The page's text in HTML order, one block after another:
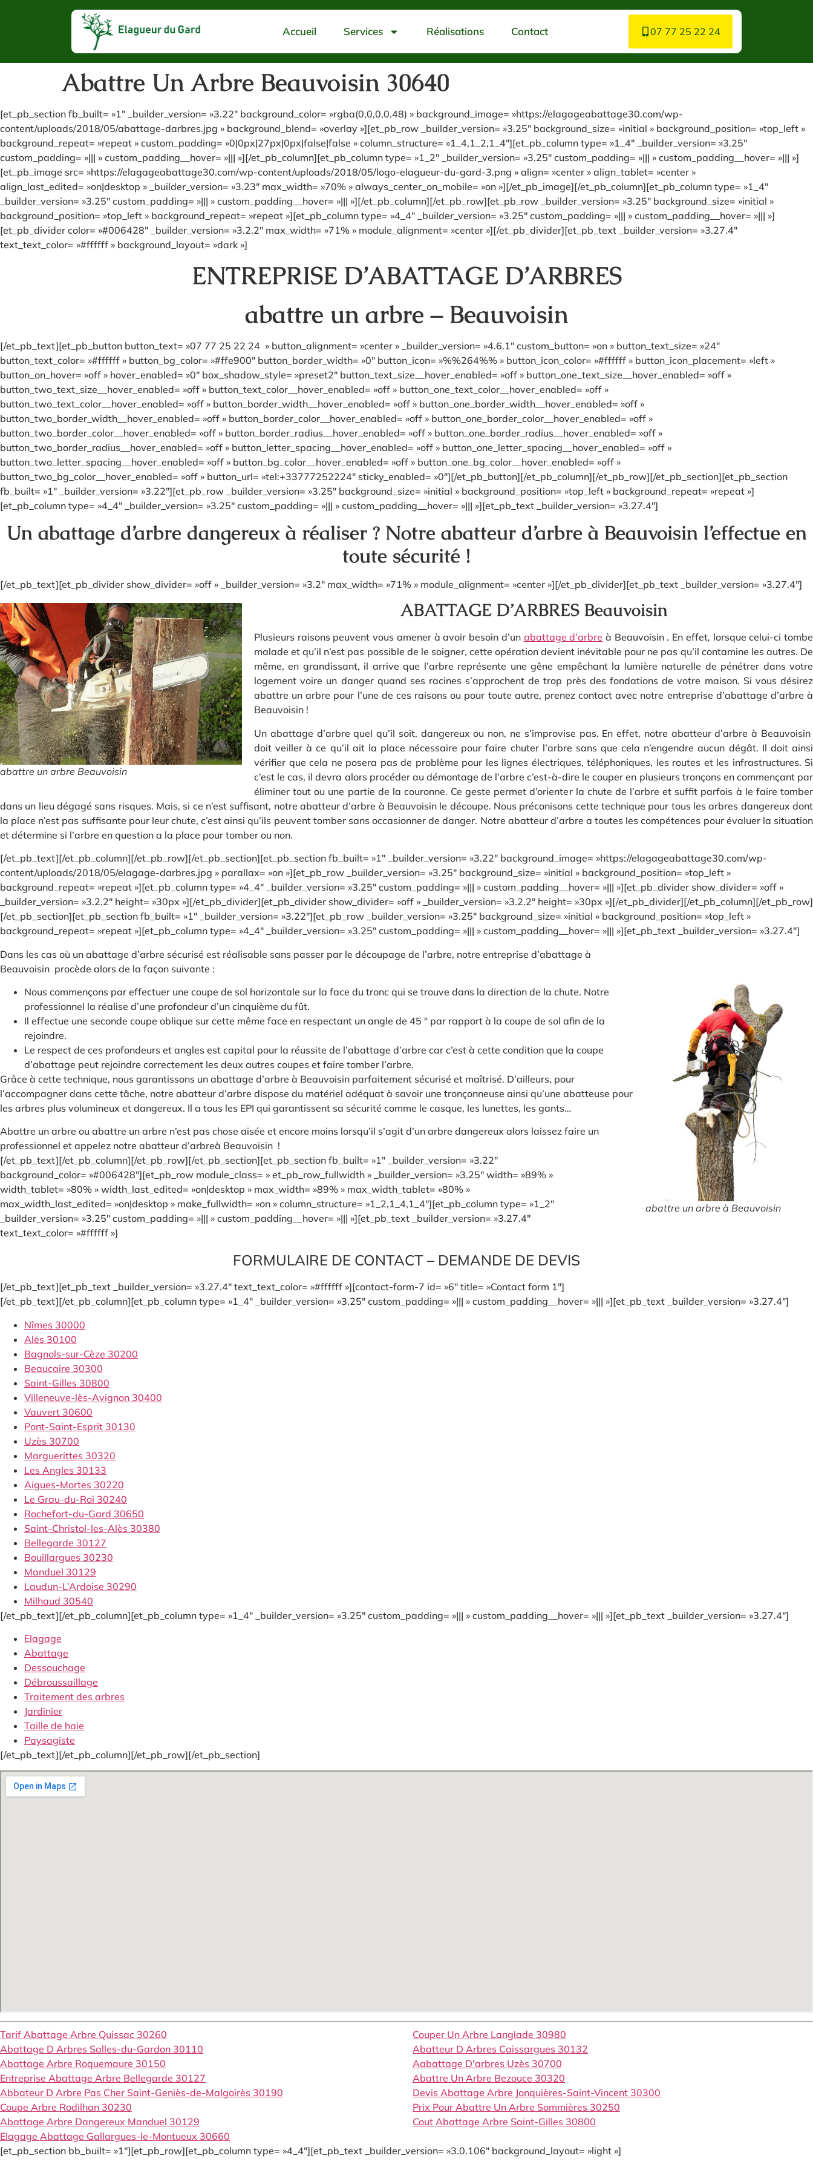
Accueil Services Réalisations Contact 07 77 25 22 24
Abattre Un Arbre Beauvoisin 30640
[et_pb_section fb_built= »1″ _builder_version= »3.22″ background_color= »rgba(0,0,0,0.48) » background_image= »https://elagageabattage30.com/wp-
content/uploads/2018/05/abattage-darbres.jpg » background_blend= »overlay »][et_pb_row _builder_version= »3.25″ background_size= »initial » background_position= »top_left »
background_repeat= »repeat » custom_padding= »0|0px|27px|0px|false|false » column_structure= »1_4,1_2,1_4″][et_pb_column type= »1_4″ _builder_version= »3.25″
custom_padding= »||| » custom_padding__hover= »||| »][/et_pb_column][et_pb_column type= »1_2″ _builder_version= »3.25″ custom_padding= »||| » custom_padding__hover= »||| »]
[et_pb_image src= »https://elagageabattage30.com/wp-content/uploads/2018/05/logo-elagueur-du-gard-3.png » align= »center » align_tablet= »center »
align_last_edited= »on|desktop » _builder_version= »3.23″ max_width= »70% » always_center_on_mobile= »on »][/et_pb_image][/et_pb_column][et_pb_column type= »1_4″
_builder_version= »3.25″ custom_padding= »||| » custom_padding__hover= »||| »][/et_pb_column][/et_pb_row][et_pb_row _builder_version= »3.25″ background_size= »initial »
background_position= »top_left » background_repeat= »repeat »][et_pb_column type= »4_4″ _builder_version= »3.25″ custom_padding= »||| » custom_padding__hover= »||| »]
[et_pb_divider color= »#006428″ _builder_version= »3.2.2″ max_width= »71% » module_alignment= »center »][/et_pb_divider][et_pb_text _builder_version= »3.27.4″
text_text_color= »#ffffff » background_layout= »dark »]
ENTREPRISE D’ABATTAGE D’ARBRES
abattre un arbre – Beauvoisin
[/et_pb_text][et_pb_button button_text= »07 77 25 22 24 » button_alignment= »center » _builder_version= »4.6.1″ custom_button= »on » button_text_size= »24″
button_text_color= »#ffffff » button_bg_color= »#ffe900″ button_border_width= »0″ button_icon= »%%264%% » button_icon_color= »#ffffff » button_icon_placement= »left »
button_on_hover= »off » hover_enabled= »0″ box_shadow_style= »preset2″ button_text_size__hover_enabled= »off » button_one_text_size__hover_enabled= »off »
button_two_text_size__hover_enabled= »off » button_text_color__hover_enabled= »off » button_one_text_color__hover_enabled= »off »
button_two_text_color__hover_enabled= »off » button_border_width__hover_enabled= »off » button_one_border_width__hover_enabled= »off »
button_two_border_width__hover_enabled= »off » button_border_color__hover_enabled= »off » button_one_border_color__hover_enabled= »off »
button_two_border_color__hover_enabled= »off » button_border_radius__hover_enabled= »off » button_one_border_radius__hover_enabled= »off »
button_two_border_radius__hover_enabled= »off » button_letter_spacing__hover_enabled= »off » button_one_letter_spacing__hover_enabled= »off »
button_two_letter_spacing__hover_enabled= »off » button_bg_color__hover_enabled= »off » button_one_bg_color__hover_enabled= »off »
button_two_bg_color__hover_enabled= »off » button_url= »tel:+33777252224″ sticky_enabled= »0″][/et_pb_button][/et_pb_column][/et_pb_row][/et_pb_section][et_pb_section
fb_built= »1″ _builder_version= »3.22″][et_pb_row _builder_version= »3.25″ background_size= »initial » background_position= »top_left » background_repeat= »repeat »]
[et_pb_column type= »4_4″ _builder_version= »3.25″ custom_padding= »||| » custom_padding__hover= »||| »][et_pb_text _builder_version= »3.27.4″]
Un abattage d’arbre dangereux à réaliser ? Notre abatteur d’arbre à Beauvoisin l’effectue en
toute sécurité !
[/et_pb_text][et_pb_divider show_divider= »off » _builder_version= »3.2″ max_width= »71% » module_alignment= »center »][/et_pb_divider][et_pb_text _builder_version= »3.27.4″]
abattre un arbre Beauvoisin
ABATTAGE D’ARBRES Beauvoisin
Plusieurs raisons peuvent vous amener à avoir besoin d’un abattage d’arbre à Beauvoisin . En effet, lorsque celui-ci tombe
malade et qu’il n’est pas possible de le soigner, cette opération devient inévitable pour ne pas qu’il contamine les autres. De
même, en grandissant, il arrive que l’arbre représente une gêne empêchant la lumière naturelle de pénétrer dans votre
logement voire un danger quand ses racines s’approchent de trop près des fondations de votre maison. Si vous désirez
abattre un arbre pour l’une de ces raisons ou pour toute autre, prenez contact avec notre entreprise d’abattage d’arbre à
Beauvoisin !
Un abattage d’arbre quel qu’il soit, dangereux ou non, ne s’improvise pas. En effet, notre abatteur d’arbre à Beauvoisin
doit veiller à ce qu’il ait la place nécessaire pour faire chuter l’arbre sans que cela n’engendre aucun dégât. Il doit ainsi
vérifier que cela ne posera pas de problème pour les lignes électriques, téléphoniques, les routes et les infrastructures. Si
c’est le cas, il devra alors procéder au démontage de l’arbre c’est-à-dire le couper en plusieurs tronçons en commençant par
éliminer tout ou une partie de la couronne. Ce geste permet d’orienter la chute de l’arbre et suffit parfois à le faire tomber
dans un lieu dégagé sans risques. Mais, si ce n’est suffisant, notre abatteur d’arbre à Beauvoisin le découpe. Nous préconisons cette technique pour tous les arbres dangereux dont
la place n’est pas suffisante pour leur chute, c’est ainsi qu’ils peuvent tomber sans occasionner de danger. Notre abatteur d’arbre a toutes les compétences pour évaluer la situation
et détermine si l’arbre en question a la place pour tomber ou non.
[/et_pb_text][/et_pb_column][/et_pb_row][/et_pb_section][et_pb_section fb_built= »1″ _builder_version= »3.22″ background_image= »https://elagageabattage30.com/wp-
content/uploads/2018/05/elagage-darbres.jpg » parallax= »on »][et_pb_row _builder_version= »3.25″ background_size= »initial » background_position= »top_left »
background_repeat= »repeat »][et_pb_column type= »4_4″ _builder_version= »3.25″ custom_padding= »||| » custom_padding__hover= »||| »][et_pb_divider show_divider= »off »
_builder_version= »3.2.2″ height= »30px »][/et_pb_divider][et_pb_divider show_divider= »off » _builder_version= »3.2.2″ height= »30px »][/et_pb_divider][/et_pb_column][/et_pb_row]
[/et_pb_section][et_pb_section fb_built= »1″ _builder_version= »3.22″][et_pb_row _builder_version= »3.25″ background_size= »initial » background_position= »top_left »
background_repeat= »repeat »][et_pb_column type= »4_4″ _builder_version= »3.25″ custom_padding= »||| » custom_padding__hover= »||| »][et_pb_text _builder_version= »3.27.4″]
abattre un arbre à Beauvoisin
Dans les cas où un abattage d’arbre sécurisé est réalisable sans passer par le découpage de l’arbre, notre entreprise d’abattage à
Beauvoisin procède alors de la façon suivante :
Nous commençons par effectuer une coupe de sol horizontale sur la face du tronc qui se trouve dans la direction de la chute. Notre
professionnel la réalise d’une profondeur d’un cinquième du fût.
Il effectue une seconde coupe oblique sur cette même face en respectant un angle de 45 ° par rapport à la coupe de sol afin de la
rejoindre.
Le respect de ces profondeurs et angles est capital pour la réussite de l’abattage d’arbre car c’est à cette condition que la coupe
d’abattage peut rejoindre correctement les deux autres coupes et faire tomber l’arbre.
Grâce à cette technique, nous garantissons un abattage d’arbre à Beauvoisin parfaitement sécurisé et maîtrisé. D’ailleurs, pour
l’accompagner dans cette tâche, notre abatteur d’arbre dispose du matériel adéquat à savoir une tronçonneuse ainsi qu’une abatteuse pour
les arbres plus volumineux et dangereux. Il a tous les EPI qui garantissent sa sécurité comme le casque, les lunettes, les gants…
Abattre un arbre ou abattre un arbre n’est pas chose aisée et encore moins lorsqu’il s’agit d’un arbre dangereux alors laissez faire un
professionnel et appelez notre abatteur d’arbreà Beauvoisin !
[/et_pb_text][/et_pb_column][/et_pb_row][/et_pb_section][et_pb_section fb_built= »1″ _builder_version= »3.22″
background_color= »#006428″][et_pb_row module_class= » et_pb_row_fullwidth » _builder_version= »3.25″ width= »89% »
width_tablet= »80% » width_last_edited= »on|desktop » max_width= »89% » max_width_tablet= »80% »
max_width_last_edited= »on|desktop » make_fullwidth= »on » column_structure= »1_2,1_4,1_4″][et_pb_column type= »1_2″
_builder_version= »3.25″ custom_padding= »||| » custom_padding__hover= »||| »][et_pb_text _builder_version= »3.27.4″
text_text_color= »#ffffff »]
FORMULAIRE DE CONTACT – DEMANDE DE DEVIS
[/et_pb_text][et_pb_text _builder_version= »3.27.4″ text_text_color= »#ffffff »][contact-form-7 id= »6″ title= »Contact form 1″]
[/et_pb_text][/et_pb_column][et_pb_column type= »1_4″ _builder_version= »3.25″ custom_padding= »||| » custom_padding__hover= »||| »][et_pb_text _builder_version= »3.27.4″]
Nîmes 30000
Alès 30100
Bagnols-sur-Cèze 30200
Beaucaire 30300
Saint-Gilles 30800
Villeneuve-lès-Avignon 30400
Vauvert 30600
Pont-Saint-Esprit 30130
Uzès 30700
Marguerittes 30320
Les Angles 30133
Aigues-Mortes 30220
Le Grau-du-Roi 30240
Rochefort-du-Gard 30650
Saint-Christol-les-Alès 30380
Bellegarde 30127
Bouillargues 30230
Manduel 30129
Laudun-L’Ardoise 30290
Milhaud 30540
[/et_pb_text][/et_pb_column][et_pb_column type= »1_4″ _builder_version= »3.25″ custom_padding= »||| » custom_padding__hover= »||| »][et_pb_text _builder_version= »3.27.4″]
Elagage
Abattage
Dessouchage
Débroussaillage
Traitement des arbres
Jardinier
Taille de haie
Paysagiste
[/et_pb_text][/et_pb_column][/et_pb_row][/et_pb_section]
Tarif Abattage Arbre Quissac 30260
Abattage D Arbres Salles-du-Gardon 30110
Abattage Arbre Roquemaure 30150
Entreprise Abattage Arbre Bellegarde 30127
Abbateur D Arbre Pas Cher Saint-Geniès-de-Malgoirès 30190
Coupe Arbre Rodilhan 30230
Abattage Arbre Dangereux Manduel 30129
Elagage Abattage Gallargues-le-Montueux 30660
Couper Un Arbre Langlade 30980
Abatteur D Arbres Caissargues 30132
Aabattage D'arbres Uzès 30700
Abattre Un Arbre Bezouce 30320
Devis Abattage Arbre Jonquières-Saint-Vincent 30300
Prix Pour Abattre Un Arbre Sommières 30250
Cout Abattage Arbre Saint-Gilles 30800
[et_pb_section bb_built= »1″][et_pb_row][et_pb_column type= »4_4″][et_pb_text _builder_version= »3.0.106″ background_layout= »light »]